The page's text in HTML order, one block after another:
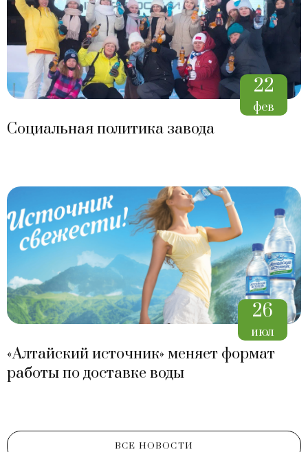
22
фев
Социальная политика завода
26
июл
«Алтайский источник» меняет формат
работы по доставке воды
ВСЕ НОВОСТИ